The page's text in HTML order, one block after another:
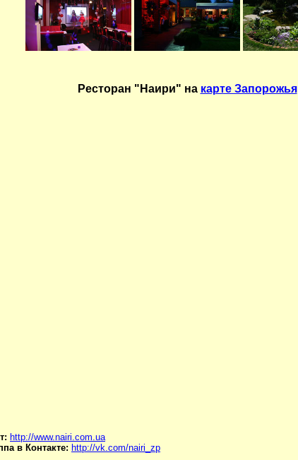
Ресторан "Наири" на карте Запорожья
http://www.nairi.com.ua
в Контакте: http://vk.com/nairi_zp